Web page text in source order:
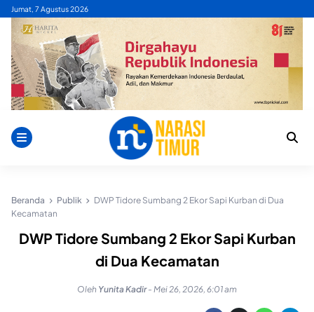
Skip
content
Jumat, 7 Agustus 2026
Beranda Publik
DWP Tidore Sumbang 2 Ekor Sapi Kurban di Dua
Kecamatan
DWP Tidore Sumbang 2 Ekor Sapi Kurban
di Dua Kecamatan
Oleh Yunita Kadir - Mei 26, 2026, 6:01 am